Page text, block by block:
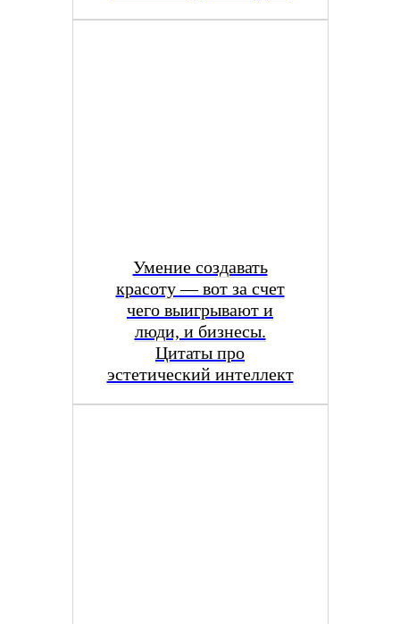
Умение создавать
красоту — вот за счет
чего выигрывают и
люди, и бизнесы.
Цитаты про
эстетический интеллект